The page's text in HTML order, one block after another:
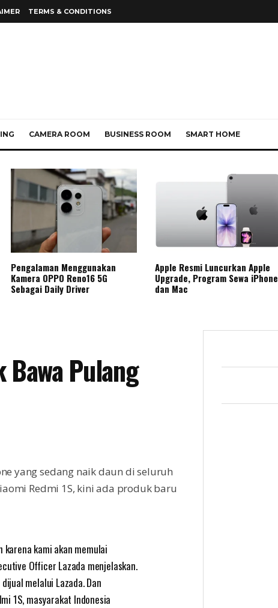
TERMS & CONDITIONS
CAMERA ROOM BUSINESS ROOM SMART HOME
Pengalaman Menggunakan
Kamera OPPO Reno16 5G
Sebagai Daily Driver
Apple Resmi Luncurkan Apple
Upgrade, Program Sewa iPhone
dan Mac
Pulang
yang sedang naik daun di seluruh
Redmi 1S, kini ada produk baru
karena kami akan memulai
Officer Lazada menjelaskan.
melalui Lazada. Dan
1S, masyarakat Indonesia